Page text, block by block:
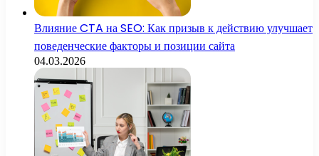
Влияние CTA на SEO: Как призыв к действию улучшает
поведенческие факторы и позиции сайта
04.03.2026